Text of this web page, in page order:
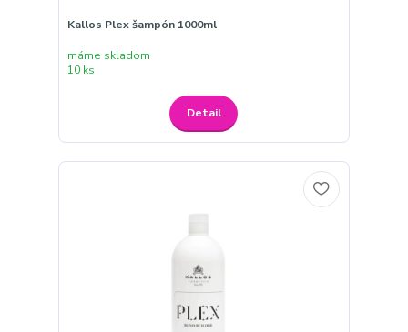
Kallos Plex šampón 1000ml
máme skladom
10 ks
Detail